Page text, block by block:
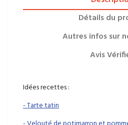
Détails du
Autres infos sur
Avis
Idées recettes :
- Tarte tatin